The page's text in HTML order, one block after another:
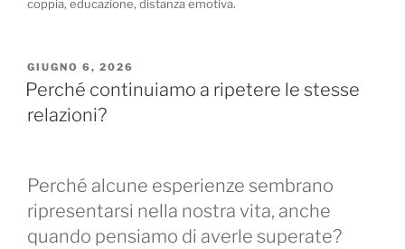
coppia, educazione, distanza emotiva.
PUBBLICATO
IL
GIUGNO 6, 2026
Perché continuiamo a ripetere le stesse
relazioni?
Perché alcune esperienze sembrano
ripresentarsi nella nostra vita, anche
quando pensiamo di averle superate?